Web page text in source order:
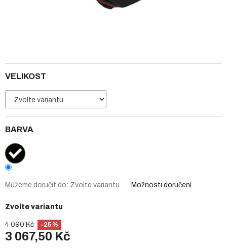
4 090 Kč –25 %
3 067,50 Kč
Zvolte variantu
VELIKOST
BARVA
Můžeme doručit do: Zvolte variantu Možnosti doručení